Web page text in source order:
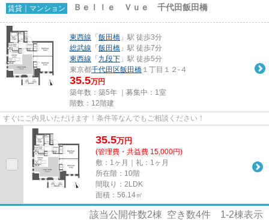
賃貸｜マンション Ｂｅｌｌｅ Ｖｕｅ 千代田飯田橋
東西線 「 飯田橋 」駅 徒歩3分
総武線 「 飯田橋 」駅 徒歩7分
東西線 「 九段下 」駅 徒歩5分
東京都千代田区飯田橋 １丁目１２-４
35.5万円
築年数：築5年 ｜募集中： 1室
階数：12階建
すぐにご内見いただけます！条件等なんでもご相談ください！
35.5万円
(管理費・共益費 15,000円)
敷：1ヶ月｜礼：1ヶ月
所在階：10階
間取り：2LDK
面積：56.14㎡
該当公開件数2棟 空き数4件 1-2棟表示